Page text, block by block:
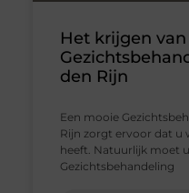
Het krijgen van
den Rijn
Een mooie
Rijn zorgt ervoor dat u
heeft. Natuurlijk moet
Gezichtsbehandeling